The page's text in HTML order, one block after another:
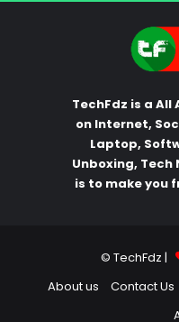
TechFdz is a
on Internet,
Laptop,
Unboxing, Tech
is to make you
© TechFdz |
About us
Contact Us